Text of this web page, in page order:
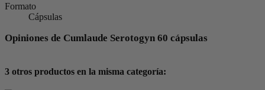
Formato
Cápsulas
Opiniones de Cumlaude Serotogyn 60 cápsulas
3 otros productos en la misma categoría: